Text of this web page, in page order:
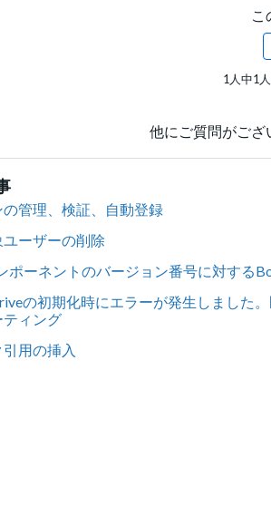
こ
1人中1
他にご質問がござ
の管理、検証、自動登録
ーザーの削除
ポーネントのバージョン番号に対する
の初期化時にエラーが発生しました
ティング
用の挿入